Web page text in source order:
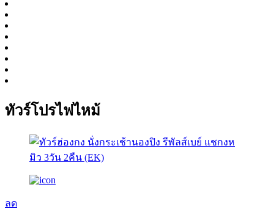
ทัวร์โปรไฟไหม้
ลด